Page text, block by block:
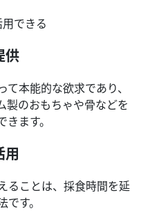
できる
供
て本能的な欲求であり、
製のおもちゃや骨などを
ます。
用
ることは、採食時間を延
す。